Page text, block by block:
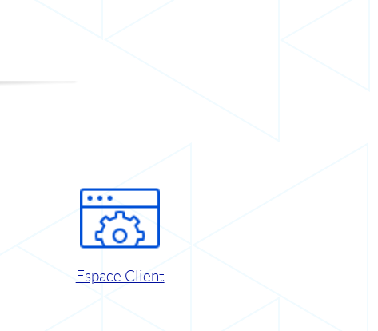
Espace Client